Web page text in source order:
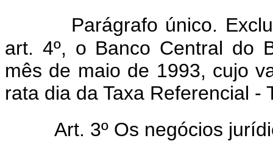
Parágrafo único.
art. 4º, o Banco Central do
mês de maio de 1993, cujo
rata dia da Taxa Referencial
Art. 3º Os negócios